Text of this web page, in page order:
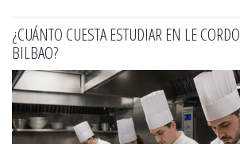
¿CUÁNTO CUESTA ESTUDIAR EN LE
BILBAO?